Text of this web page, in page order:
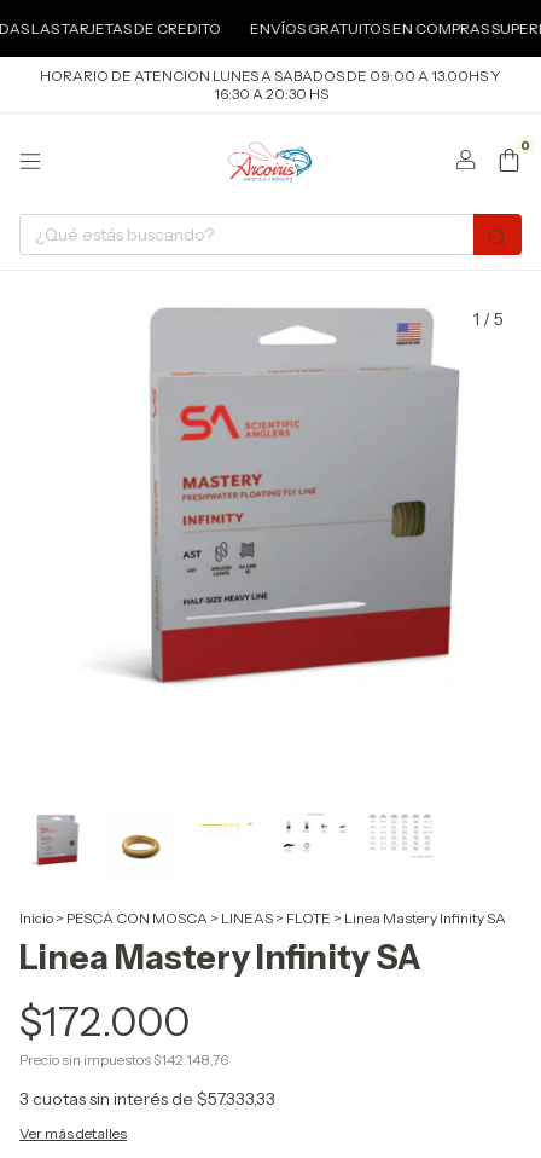
LAS TARJETAS DE CREDITO ENVÍOS GRATUITOS EN COMPRAS
HORARIO DE ATENCION LUNES A SABADOS DE 09:00 A 13.00HS Y
16:30 A 20:30 HS
0
1 /5
Inicio > PESCA CON MOSCA > LINEAS > FLOTE > Linea Mastery Infinity SA
Linea Mastery Infinity SA
$172.000
Precio sin impuestos $142.148,76
3 cuotas sin interés de $57.333,33
Ver más detalles